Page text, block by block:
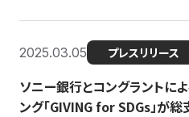
2025.03.05 プレスリリース
ソニー銀行とコングラントに
ング「GIVING for SDGs」が